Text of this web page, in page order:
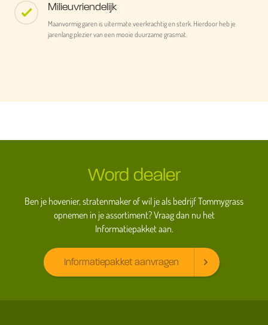
Milieuvriendelijk
Maanvormig garen is uitermate veerkrachtig en sterk. Hierdoor heb je
jarenlang plezier van een mooie duurzame grasmat.
Word dealer
Ben je hovenier, stratenmaker of wil je als bedrijf Tommygrass
opnemen in je assortiment? Vraag dan nu het
Informatiepakket aan.
Informatiepakket aanvragen